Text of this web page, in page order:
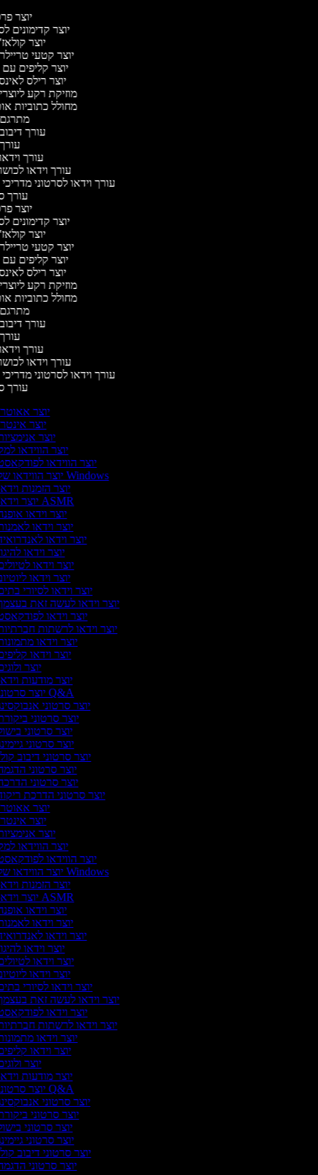
יוצר
יוצר קדימונים
יוצר
יוצר קטעי
יוצר קליפים
יוצר רילס
מוזיקת רקע
מחולל כתוביות
עורך
עורך
עורך וידאו
עורך וידאו לסרטוני
יוצר
יוצר קדימונים
יוצר
יוצר קטעי
יוצר קליפים
יוצר רילס
מוזיקת רקע
מחולל כתוביות
עורך
עורך
עורך וידאו
עורך וידאו לסרטוני
יוצר
יוצר
יוצר
יוצר הווידאו
יוצר הווידאו
יוצר הווידאו של Windows
יוצר הזמנות
יוצר וידאו ASMR
יוצר וידאו
יוצר וידאו
יוצר וידאו
יוצר וידאו
יוצר וידאו
יוצר וידאו
יוצר וידאו לסיורי
יוצר וידאו לעשה זאת
יוצר וידאו
יוצר וידאו לרשתות
יוצר וידאו
יוצר וידאו
יוצר
יוצר מודעות
יוצר סרטוני Q&A
יוצר סרטוני
יוצר סרטוני
יוצר סרטוני
יוצר סרטוני
יוצר סרטוני דיבוב
יוצר סרטוני
יוצר סרטוני
יוצר סרטוני הדרכת
יוצר
יוצר
יוצר
יוצר הווידאו
יוצר הווידאו
יוצר הווידאו של Windows
יוצר הזמנות
יוצר וידאו ASMR
יוצר וידאו
יוצר וידאו
יוצר וידאו
יוצר וידאו
יוצר וידאו
יוצר וידאו
יוצר וידאו לסיורי
יוצר וידאו לעשה זאת
יוצר וידאו
יוצר וידאו לרשתות
יוצר וידאו
יוצר וידאו
יוצר
יוצר מודעות
יוצר סרטוני Q&A
יוצר סרטוני
יוצר סרטוני
יוצר סרטוני
יוצר סרטוני
יוצר סרטוני דיבוב
יוצר סרטוני